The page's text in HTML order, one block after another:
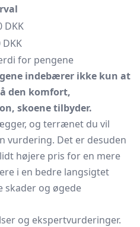
DKK
for pengene
indebærer ikke kun at
den komfort,
skoene tilbyder.
og terrænet du vil
vurdering. Det er desuden
højere pris for en mere
i en bedre langsigtet
og øgede
og ekspertvurderinger.